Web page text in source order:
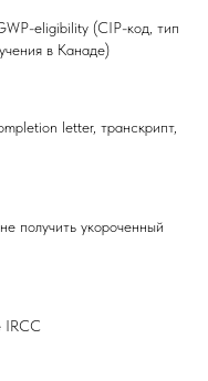
eligibility (CIP-код, тип
в Канаде)
letter, транскрипт,
получить укороченный
IRCC